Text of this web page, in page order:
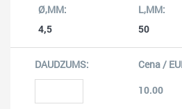
4,5 50
10.00